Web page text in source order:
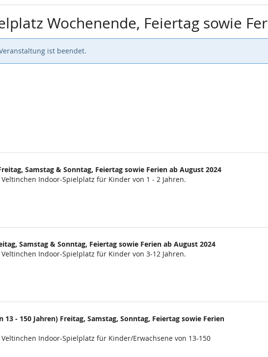
Wochenende, Feiertag sowie
ist beendet.
Samstag & Sonntag, Feiertag sowie Ferien ab August 2024
Indoor-Spielplatz für Kinder von 1 - 2 Jahren.
Samstag & Sonntag, Feiertag sowie Ferien ab August 2024
Indoor-Spielplatz für Kinder von 3-12 Jahren.
- 150 Jahren) Freitag, Samstag, Sonntag, Feiertag sowie Ferien
Indoor-Spielplatz für Kinder/Erwachsene von 13-150